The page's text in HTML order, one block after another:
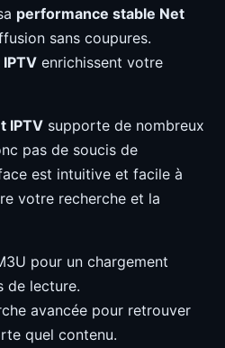
performance stable Net
sans coupures.
enrichissent votre
IPTV supporte de nombreux
pas de soucis de
est intuitive et facile à
votre recherche et la
pour un chargement
de lecture.
avancée pour retrouver
quel contenu.